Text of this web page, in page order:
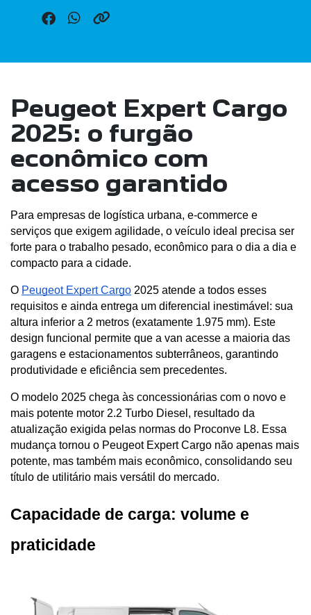
Peugeot Expert Cargo
2025: o furgão
econômico com
acesso garantido
Para empresas de logística urbana, e-commerce e
serviços que exigem agilidade, o veículo ideal precisa ser
forte para o trabalho pesado, econômico para o dia a dia e
compacto para a cidade.
O Peugeot Expert Cargo 2025 atende a todos esses
requisitos e ainda entrega um diferencial inestimável: sua
altura inferior a 2 metros (exatamente 1.975 mm). Este
design funcional permite que a van acesse a maioria das
garagens e estacionamentos subterrâneos, garantindo
produtividade e eficiência sem precedentes.
O modelo 2025 chega às concessionárias com o novo e
mais potente motor 2.2 Turbo Diesel, resultado da
atualização exigida pelas normas do Proconve L8. Essa
mudança tornou o Peugeot Expert Cargo não apenas mais
potente, mas também mais econômico, consolidando seu
título de utilitário mais versátil do mercado.
Capacidade de carga: volume e
praticidade